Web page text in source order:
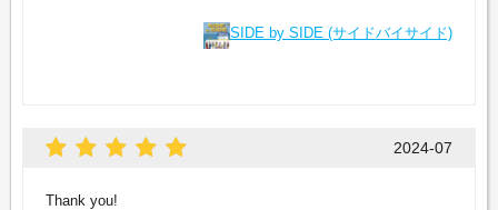
SIDE by SIDE (サイドバイサイド)
2024-07
Thank you!